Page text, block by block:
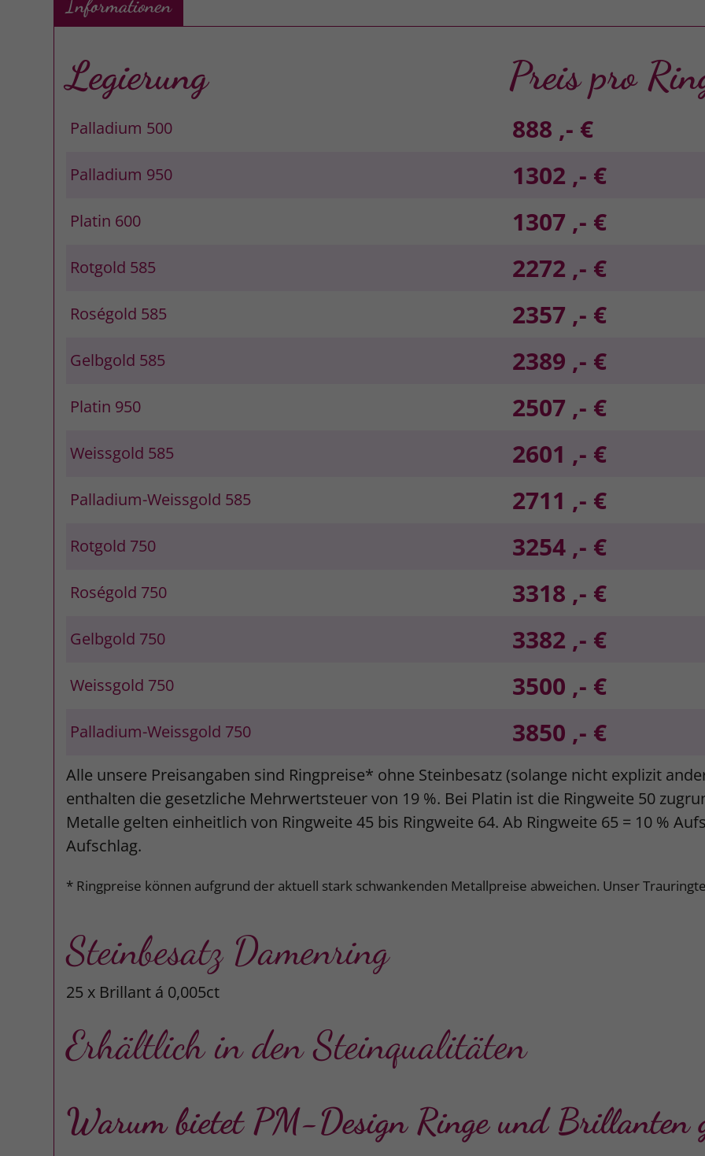
Informationen
Legierung Preis pro
Palladium 500 888 ,- €
Palladium 950 1302 ,- €
Platin 600 1307 ,- €
Rotgold 585 2272 ,- €
Roségold 585 2357 ,- €
Gelbgold 585 2389 ,- €
Platin 950 2507 ,- €
Weissgold 585 2601 ,- €
Palladium-Weissgold 585 2711 ,- €
Rotgold 750 3254 ,- €
Roségold 750 3318 ,- €
Gelbgold 750 3382 ,- €
Weissgold 750 3500 ,- €
Palladium-Weissgold 750 3850 ,- €
Alle unsere Preisangaben sind Ringpreise* ohne Steinbesatz (solange nicht explizit
enthalten die gesetzliche Mehrwertsteuer von 19 %. Bei Platin ist die Ringweite 50
Metalle gelten einheitlich von Ringweite 45 bis Ringweite 64. Ab Ringweite 65 = 10 %
Aufschlag.
* Ringpreise können aufgrund der aktuell stark schwankenden Metallpreise abweichen. Unser
Steinbesatz Damenring
25 x Brillant á 0,005ct
Erhältlich in den Steinqualitäten
Warum bietet PM-Design Ringe und Brillanten